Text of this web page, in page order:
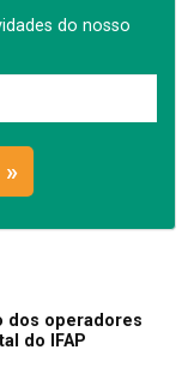
do nosso
dos operadores
do IFAP